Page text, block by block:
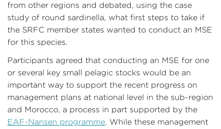
from other regions and debated, using the case
study of round sardinella, what first steps to take if
the SRFC member states wanted to conduct an MSE
for this species.
Participants agreed that conducting an MSE for one
or several key small pelagic stocks would be an
important way to support the recent progress on
management plans at national level in the sub-region
and Morocco, a process in part supported by the
EAF-Nansen programme. While these management